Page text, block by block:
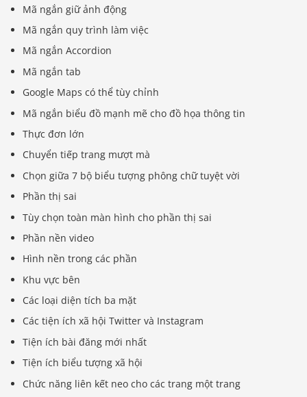
Mã ngắn giữ ảnh động
Mã ngắn quy trình làm việc
Mã ngắn Accordion
Mã ngắn tab
Google Maps có thể tùy chỉnh
Mã ngắn biểu đồ mạnh mẽ cho đồ họa thông tin
Thực đơn lớn
Chuyển tiếp trang mượt mà
Chọn giữa 7 bộ biểu tượng phông chữ tuyệt vời
Phần thị sai
Tùy chọn toàn màn hình cho phần thị sai
Phần nền video
Hình nền trong các phần
Khu vực bên
Các loại diện tích ba mặt
Các tiện ích xã hội Twitter và Instagram
Tiện ích bài đăng mới nhất
Tiện ích biểu tượng xã hội
Chức năng liên kết neo cho các trang một trang